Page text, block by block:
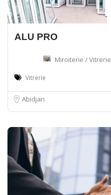
ALU PRO
Miroiterie / Vitrerie
Vitrerie
Abidjan